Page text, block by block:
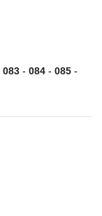
083 - 084 - 085 -